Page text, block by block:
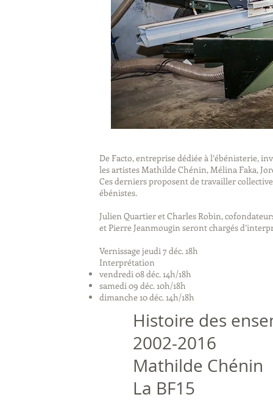
De Facto, entreprise dédiée à l’ébénisterie,
les artistes Mathilde Chénin, Mélina Faka,
Ces derniers proposent de travailler
ébénistes.
Julien Quartier et Charles Robin,
et Pierre Jeanmougin seront chargés
Vernissage jeudi 7 déc. 18h
Interprétation
vendredi 08 déc. 14h/18h
samedi 09 déc. 10h/18h
dimanche 10 déc. 14h/18h
Histoire des
2002-2016
Mathilde Chénin
La BF15